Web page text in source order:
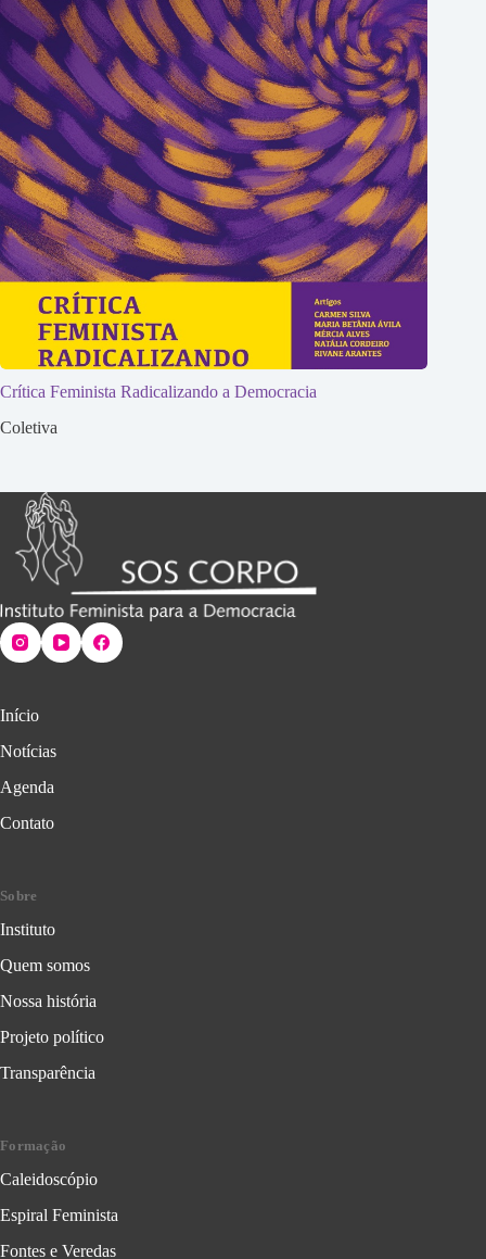
Crítica Feminista Radicalizando a Democracia
Coletiva
Início
Notícias
Agenda
Contato
Sobre
Instituto
Quem somos
Nossa história
Projeto político
Transparência
Formação
Caleidoscópio
Espiral Feminista
Fontes e Veredas